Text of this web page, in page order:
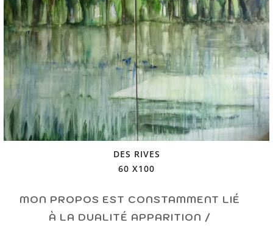
DES RIVES
60 X100
MON PROPOS EST CONSTAMMENT LIÉ
À LA DUALITÉ APPARITION /